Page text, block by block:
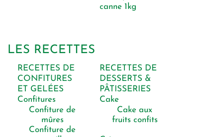
canne 1kg
LES RECETTES
RECETTES DE
CONFITURES
ET GELÉES
Confitures
Confiture de
mûres
Confiture de
RECETTES DE
DESSERTS &
PÂTISSERIES
Cake
Cake aux
fruits confits